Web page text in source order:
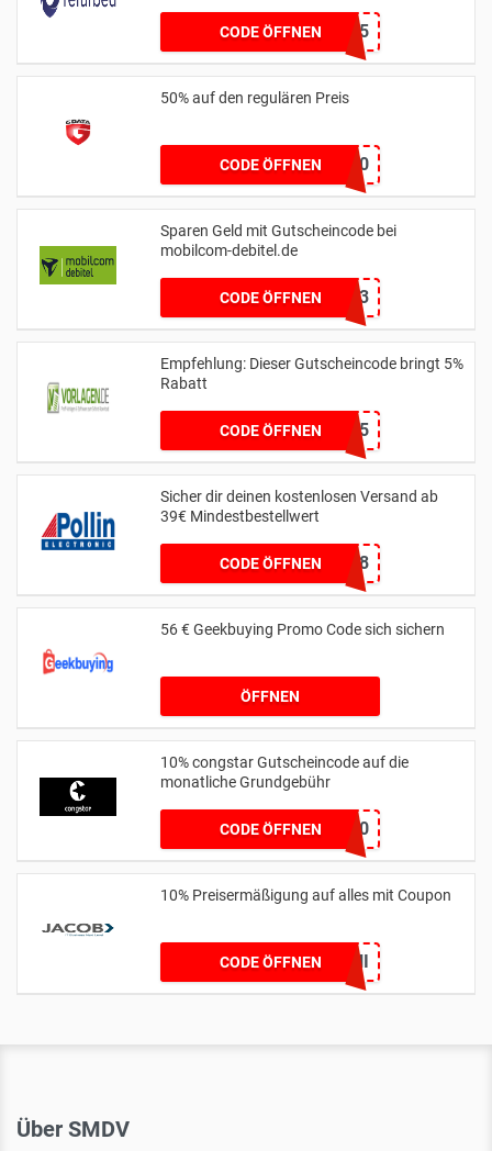
CODE ÖFFNENLAPTOP5
50% auf den regulären Preis
CODE ÖFFNENDRESS50
Sparen Geld mit Gutscheincode bei
mobilcom-debitel.de
CODE ÖFFNEN7446D6D3
Empfehlung: Dieser Gutscheincode bringt 5%
Rabatt
CODE ÖFFNEN
NEWSLETTER5
Sicher dir deinen kostenlosen Versand ab
39€ Mindestbestellwert
CODE ÖFFNENVKF08
56 € Geekbuying Promo Code sich sichern
ÖFFNEN
10% congstar Gutscheincode auf die
monatliche Grundgebühr
CODE ÖFFNENHEILA10
10% Preisermäßigung auf alles mit Coupon
CODE ÖFFNEN
BLITZ10JUNI
Über SMDV